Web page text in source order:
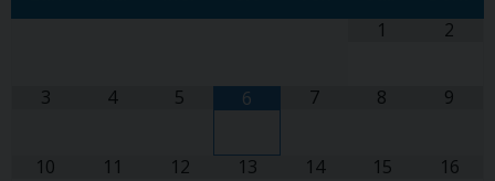
1
2
3 4 5 6 7 8 9
10 11 12 13 14 15 16